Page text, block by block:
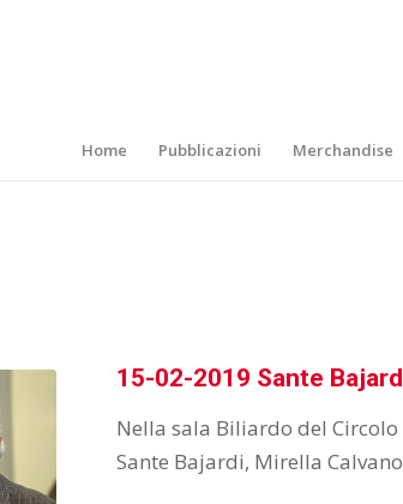
Home Pubblicazioni Merchandise
15-02-2019 Sante
Nella sala Biliardo del
Sante Bajardi, Mirella